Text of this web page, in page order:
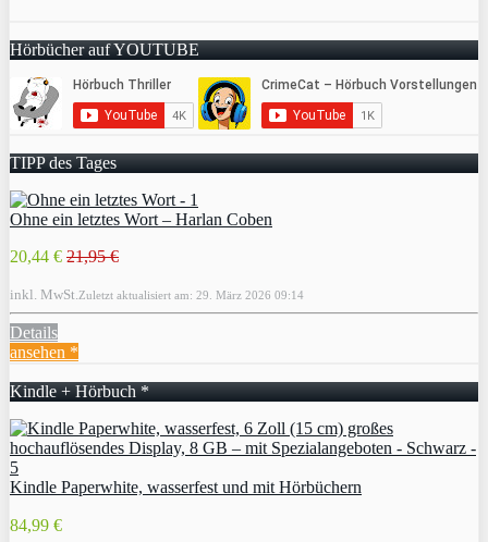
Hörbücher auf YOUTUBE
TIPP des Tages
Ohne ein letztes Wort – Harlan Coben
20,44 € 21,95 €
inkl. MwSt. Zuletzt aktualisiert am: 29. März 2026 09:14
Details
ansehen *
Kindle + Hörbuch *
Kindle Paperwhite, wasserfest und mit Hörbüchern
84,99 €